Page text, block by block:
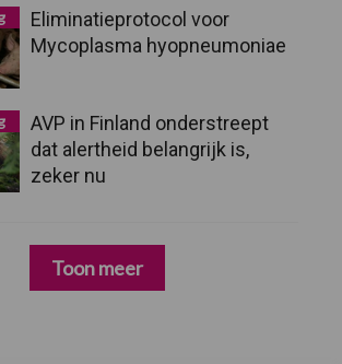
Eliminatieprotocol voor
Mycoplasma hyopneumoniae
AVP in Finland onderstreept
dat alertheid belangrijk is,
zeker nu
Toon meer